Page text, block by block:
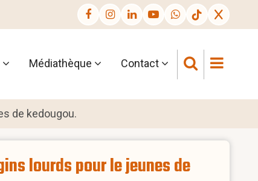
Médiathèque Contact
de kedougou.
lourds pour le jeunes de